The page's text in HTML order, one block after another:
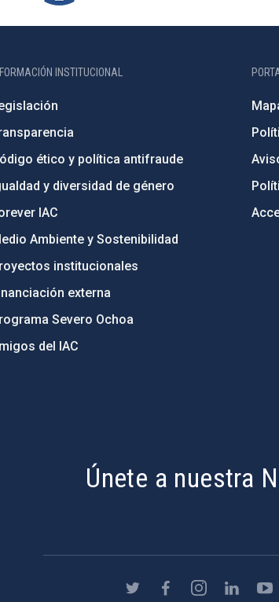
INSTITUCIONAL
ético y política antifraude
y diversidad de género
IAC
Ambiente y Sostenibilidad
institucionales
externa
Severo Ochoa
del IAC
Únete a nuestra